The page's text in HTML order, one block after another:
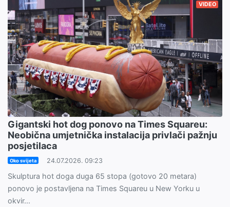
VIDEO
Gigantski hot dog ponovo na Times Squareu:
Neobična umjetnička instalacija privlači pažnju
posjetilaca
Oko svijeta 24.07.2026. 09:23
Skulptura hot doga duga 65 stopa (gotovo 20 metara)
ponovo je postavljena na Times Squareu u New Yorku u
okvir...